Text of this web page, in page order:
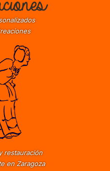
restauración
en Zaragoza